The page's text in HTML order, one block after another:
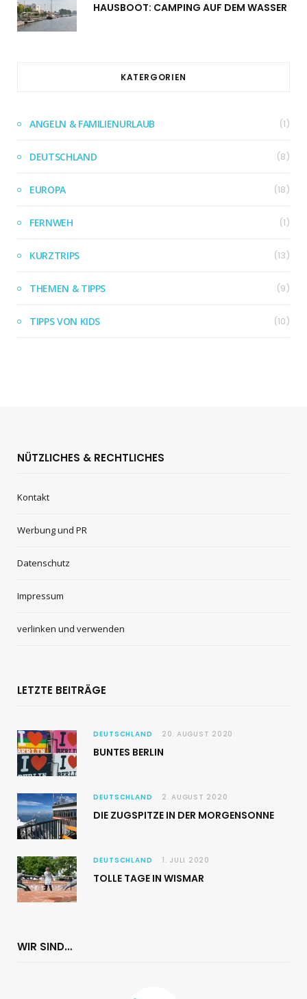
HAUSBOOT: CAMPING AUF DEM WASSER
KATERGORIEN
ANGELN & FAMILIENURLAUB (1)
DEUTSCHLAND (8)
EUROPA (18)
FERNWEH (1)
KURZTRIPS (13)
THEMEN & TIPPS (9)
TIPPS VON KIDS (10)
NÜTZLICHES & RECHTLICHES
Kontakt
Werbung und PR
Datenschutz
Impressum
verlinken und verwenden
LETZTE BEITRÄGE
DEUTSCHLAND 20. AUGUST 2020
BUNTES BERLIN
DEUTSCHLAND 2. AUGUST 2020
DIE ZUGSPITZE IN DER MORGENSONNE
DEUTSCHLAND 1. JULI 2020
TOLLE TAGE IN WISMAR
WIR SIND…